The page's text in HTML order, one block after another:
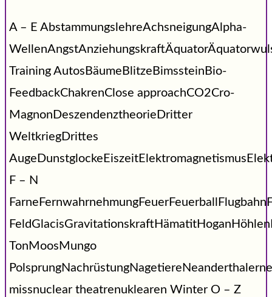
A – E AbstammungslehreAchsneigungAlpha-
Training AutosBäumeBlitzeBimssteinBio-
FeedbackChakrenClose approachCO2Cro-
MagnonDeszendenztheorieDritter
WeltkriegDrittes
F – N
TonMoosMungo
missnuclear theatrenuklearen Winter O – Z